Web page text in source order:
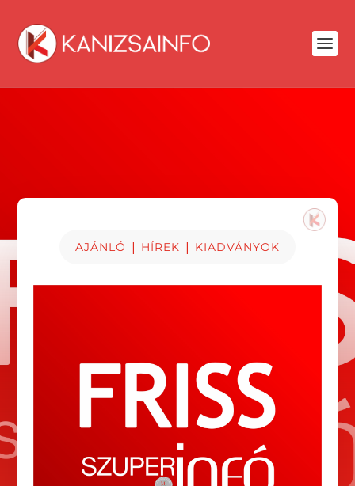
AJÁNLÓ | HÍREK | KIADVÁNYOK